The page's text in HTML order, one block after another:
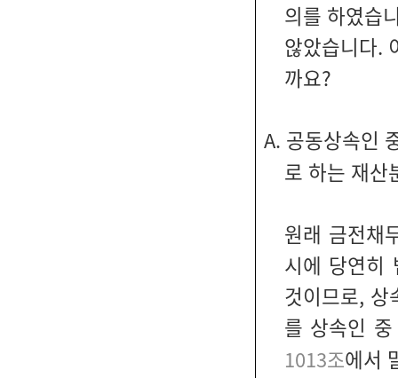
의를 하였습
않았습니다.
까요?
A. 공동상속인
로 하는 재산
원래 금전채
시에 당연히
것이므로,
를 상속인
1013조에서